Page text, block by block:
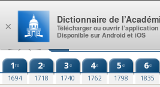
Aller au contenu
1re
1694
2e
1718
3e
1740
4e
1762
5e
1798
6e
1835
×
Dictionnaire de
Télécharger ou ouvrir l’application
Disponible sur Android et iOS